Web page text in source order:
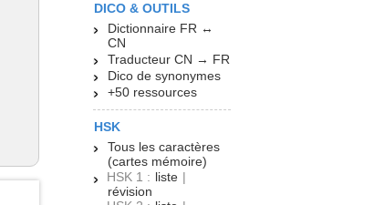
DICO & OUTILS
Dictionnaire FR ↔
CN
Traducteur CN → FR
Dico de synonymes
+50 ressources
HSK
Tous les caractères
(cartes mémoire)
HSK 1 : liste |
révision